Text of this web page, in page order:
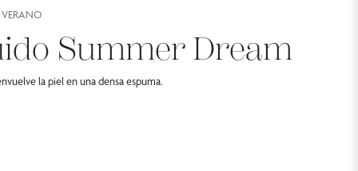
Summer Dream
la piel en una densa espuma.